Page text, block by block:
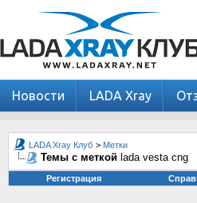
Новости LADA Xray
LADA Xray Клуб > Метки
Темы с меткой lada vesta cng
Регистрация